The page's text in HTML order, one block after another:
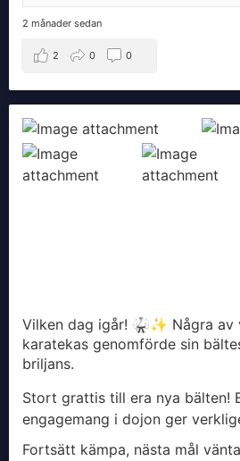
2 månader sedan
2 0 0
Vilken dag igår! 🥋✨ Några av
karatekas genomförde sin
briljans.
Stort grattis till era nya bälten!
engagemang i dojon ger
Fortsätt kämpa, nästa mål